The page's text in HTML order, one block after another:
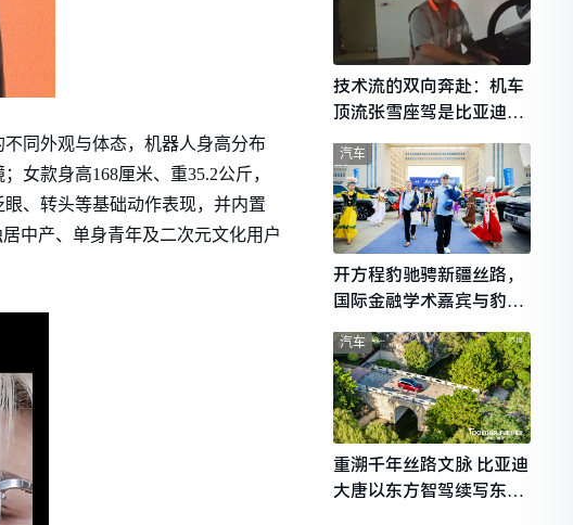
同外观与体态，机器人身高分布
女款身高168厘米、重35.2公斤，
、转头等基础动作表现，并内置
中产、单身青年及二次元文化用户
技术流的双向奔赴：机车
顶流张雪座驾是比亚迪秦
L
开方程豹驰骋新疆丝路，
国际金融学术嘉宾与豹友
共赴山海热爱
汽车
重溯千年丝路文脉 比亚迪
大唐以东方智驾续写东西
汽车